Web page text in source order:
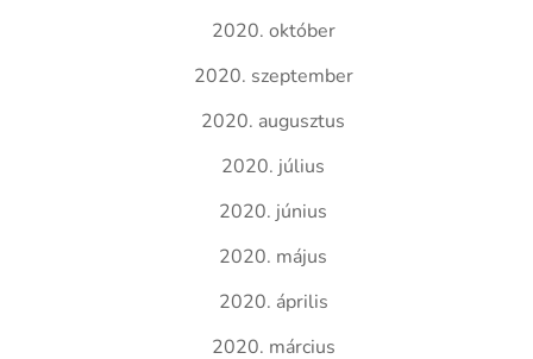
2020. október
2020. szeptember
2020. augusztus
2020. július
2020. június
2020. május
2020. április
2020. március